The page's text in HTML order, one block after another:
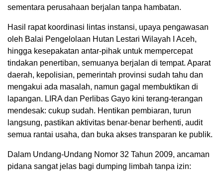
sementara perusahaan berjalan tanpa hambatan.
Hasil rapat koordinasi lintas instansi, upaya pengawasan
oleh Balai Pengelolaan Hutan Lestari Wilayah I Aceh,
hingga kesepakatan antar-pihak untuk mempercepat
tindakan penertiban, semuanya berjalan di tempat. Aparat
daerah, kepolisian, pemerintah provinsi sudah tahu dan
mengakui ada masalah, namun gagal membuktikan di
lapangan. LIRA dan Perlibas Gayo kini terang-terangan
mendesak: cukup sudah. Hentikan pembiaran, turun
langsung, pastikan aktivitas benar-benar berhenti, audit
semua rantai usaha, dan buka akses transparan ke publik.
Dalam Undang-Undang Nomor 32 Tahun 2009, ancaman
pidana sangat jelas bagi dumping limbah tanpa izin: